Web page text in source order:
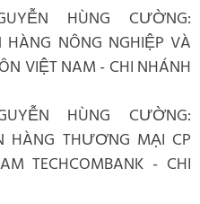
HÙNG CƯỜNG:
HÀNG NÔNG NGHIỆP VÀ
VIỆT NAM - CHI NHÁNH
HÙNG CƯỜNG:
HÀNG THƯƠNG MẠI CP
TECHCOMBANK - CHI